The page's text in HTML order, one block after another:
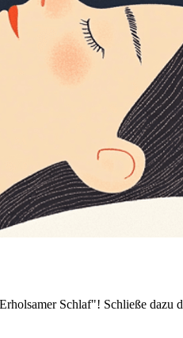
Schlaf"! Schließe dazu